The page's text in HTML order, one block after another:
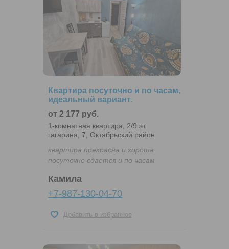
Квартира посуточно и по часам,
идеальный вариант.
от 2 177 руб.
1-комнатная квартира, 2/9 эт.
гагарина, 7, Октябрьский район
квартира прекрасна и хороша
посуточно сдается и по часам
Камила
+7-987-130-04-70
Добавить в избранное